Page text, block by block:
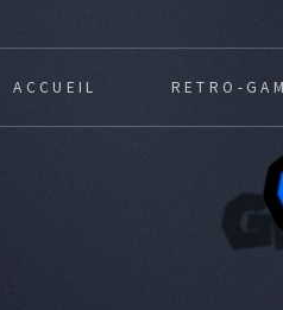
ACCUEIL RETRO-